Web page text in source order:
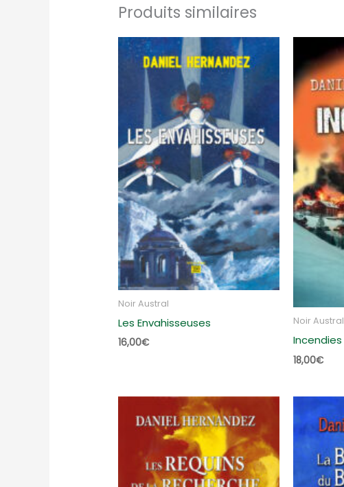
Produits similaires
Noir Austral
Les Envahisseuses
16,00€
Noir Austral
Incendies
18,00€